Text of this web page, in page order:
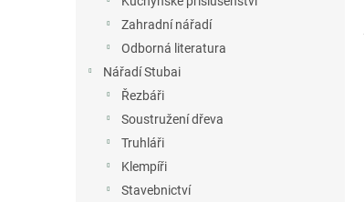
Zahradní nářadí
Odborná literatura
Nářadí Stubai
Řezbáři
Soustružení dřeva
Truhláři
Klempíři
Stavebnictví